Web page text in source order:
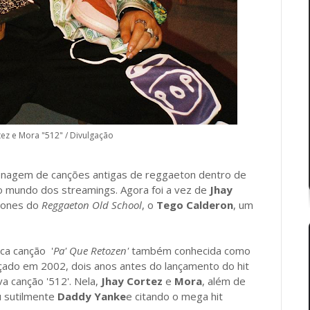
e Mora "512" / Divulgação
de canções antigas de reggaeton dentro de
dos streamings. Agora foi a vez de Jhay
do Reggaeton Old School, o Tego Calderon, um
canção 'Pa' Que Retozen'também conhecida como
em 2002, dois anos antes do lançamento do hit
canção '512'. Nela, Jhay Cortez e Mora, além de
sutilmente Daddy Yankee citando o mega hit